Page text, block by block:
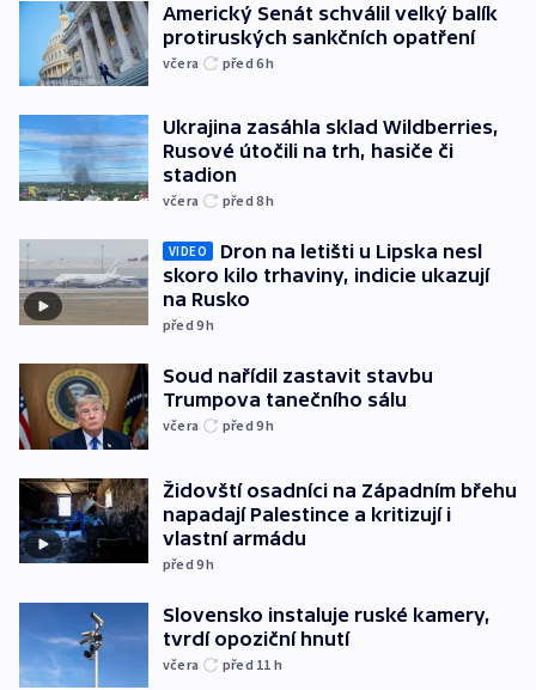
Americký Senát schválil velký balík
protiruských sankčních opatření
včera před 6h
Ukrajina zasáhla sklad Wildberries,
Rusové útočili na trh, hasiče či
stadion
včera před 8h
VIDEO
Dron na letišti u Lipska nesl
skoro kilo trhaviny, indicie ukazují
na Rusko
před 9h
Soud nařídil zastavit stavbu
Trumpova tanečního sálu
včera před 9h
Židovští osadníci na Západním břehu
napadají Palestince a kritizují i
vlastní armádu
před 9h
Slovensko instaluje ruské kamery,
tvrdí opoziční hnutí
včera před 11 h